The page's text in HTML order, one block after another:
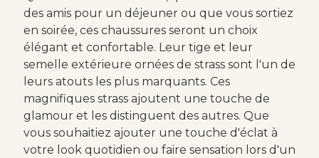
des amis pour un déjeuner ou que vous sortiez
en soirée, ces chaussures seront un choix
élégant et confortable. Leur tige et leur
semelle extérieure ornées de strass sont l'un de
leurs atouts les plus marquants. Ces
magnifiques strass ajoutent une touche de
glamour et les distinguent des autres. Que
vous souhaitiez ajouter une touche d'éclat à
votre look quotidien ou faire sensation lors d'un